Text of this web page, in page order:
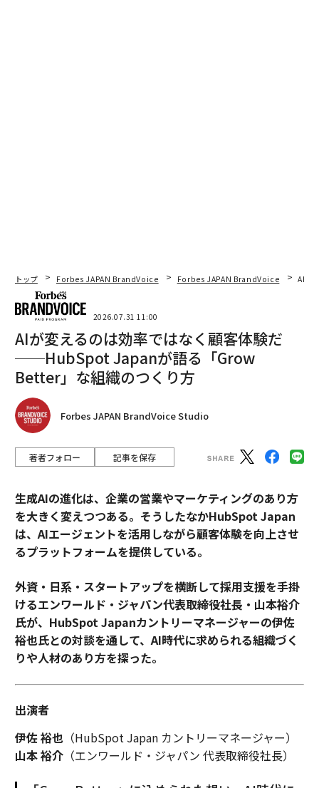
トップ Forbes JAPAN BrandVoice Forbes JAPAN BrandVoice AIが
2026.07.31 11:00
AIが変えるのは効率ではなく顧客体験だ
──HubSpot Japanが語る「Grow
Better」な組織のつくり方
Forbes JAPAN BrandVoice Studio
著者フォロー 記事を保存
生成AIの進化は、企業の営業やマーケティングのあり方
を大きく変えつつある。そうしたなかHubSpot Japan
は、AIエージェントを活用しながら顧客体験を向上させ
るプラットフォームを提供している。
外資・日系・スタートアップを横断して採用支援を手掛
けるエンワールド・ジャパン代表取締役社長・山本裕介
氏が、HubSpot Japanカントリーマネージャーの伊佐
裕也氏との対談を通して、AI時代に求められる組織づく
りや人材のあり方を探った。
出演者
伊佐 裕也（HubSpot Japan カントリーマネージャー）
山本 裕介（エンワールド・ジャパン 代表取締役社長）